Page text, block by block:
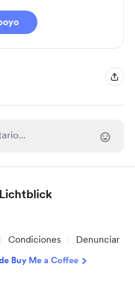
Condiciones Denunciar
Buy Me a Coffee